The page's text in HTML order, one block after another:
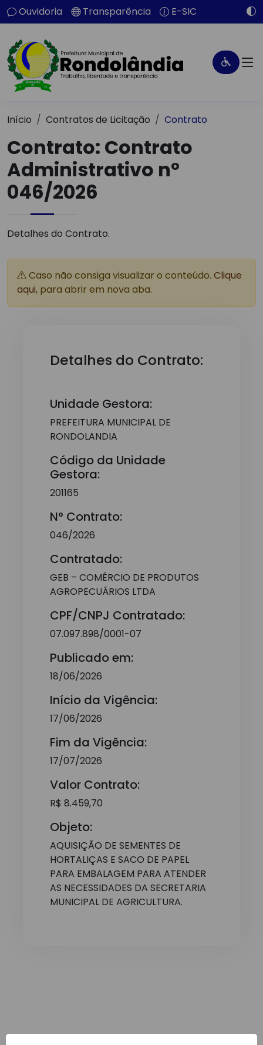
Ouvidoria Transparência E-SIC
Início Contratos de Licitação Contrato
Contrato: Contrato
Administrativo nº
046/2026
Detalhes do Contrato.
Caso não consiga visualizar o conteúdo. Clique
aqui, para abrir em nova aba.
Detalhes do Contrato:
Unidade Gestora:
PREFEITURA MUNICIPAL DE
RONDOLANDIA
Código da Unidade
Gestora:
201165
N° Contrato:
046/2026
Contratado:
GEB – COMÉRCIO DE PRODUTOS
AGROPECUÁRIOS LTDA
CPF/CNPJ Contratado:
07.097.898/0001-07
Publicado em:
18/06/2026
Início da Vigência:
17/06/2026
Fim da Vigência:
17/07/2026
Valor Contrato:
R$ 8.459,70
Objeto:
AQUISIÇÃO DE SEMENTES DE
HORTALIÇAS E SACO DE PAPEL
PARA EMBALAGEM PARA ATENDER
AS NECESSIDADES DA SECRETARIA
MUNICIPAL DE AGRICULTURA.